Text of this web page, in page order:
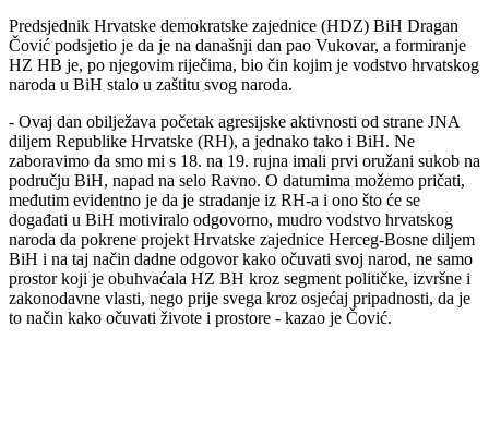
Predsjednik Hrvatske demokratske zajednice (HDZ) BiH Dragan
Čović podsjetio je da je na današnji dan pao Vukovar, a formiranje
HZ HB je, po njegovim riječima, bio čin kojim je vodstvo hrvatskog
naroda u BiH stalo u zaštitu svog naroda.
- Ovaj dan obilježava početak agresijske aktivnosti od strane JNA
diljem Republike Hrvatske (RH), a jednako tako i BiH. Ne
zaboravimo da smo mi s 18. na 19. rujna imali prvi oružani sukob na
području BiH, napad na selo Ravno. O datumima možemo pričati,
međutim evidentno je da je stradanje iz RH-a i ono što će se
događati u BiH motiviralo odgovorno, mudro vodstvo hrvatskog
naroda da pokrene projekt Hrvatske zajednice Herceg-Bosne diljem
BiH i na taj način dadne odgovor kako očuvati svoj narod, ne samo
prostor koji je obuhvaćala HZ BH kroz segment političke, izvršne i
zakonodavne vlasti, nego prije svega kroz osjećaj pripadnosti, da je
to način kako očuvati živote i prostore - kazao je Čović.